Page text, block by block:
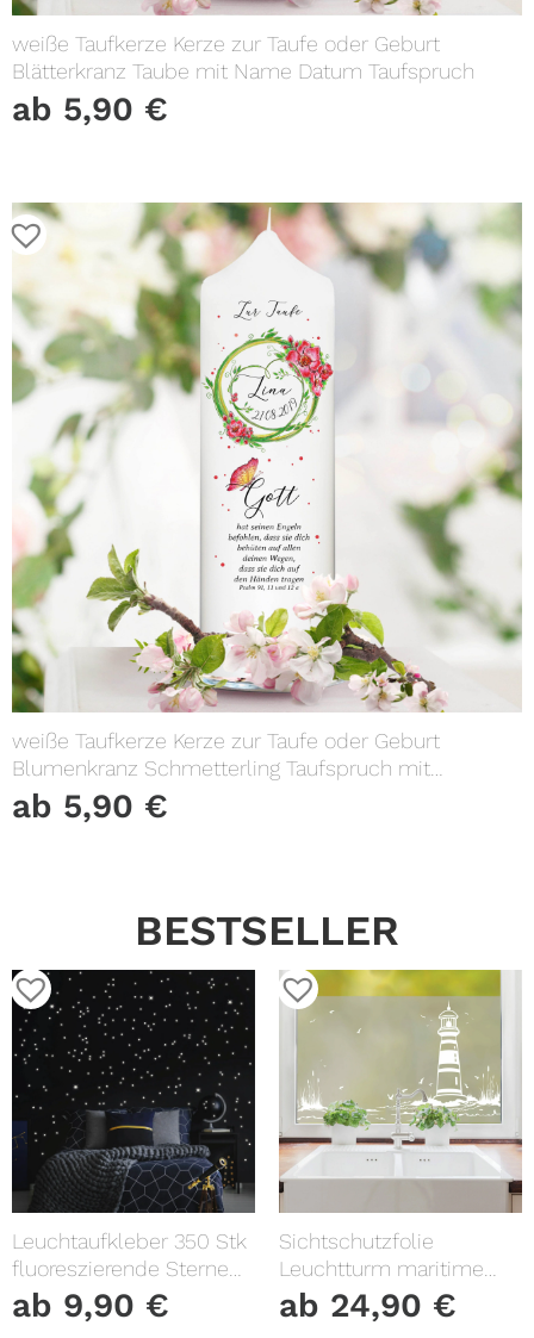
weiße Taufkerze Kerze zur Taufe oder Geburt
Blätterkranz Taube mit Name Datum Taufspruch
ab 5,90 €
weiße Taufkerze Kerze zur Taufe oder Geburt
Blumenkranz Schmetterling Taufspruch mit
Wunschname & Datum
ab 5,90 €
BESTSELLER
Leuchtaufkleber 350 Stk
fluoreszierende Sterne
und Punkte leuchten im
Dunklen Kinderzimmer
ab 9,90 €
Sichtschutzfolie
Leuchtturm maritime
Fensterfolie Fensterdeko
Milchglasfolie
ab 24,90 €